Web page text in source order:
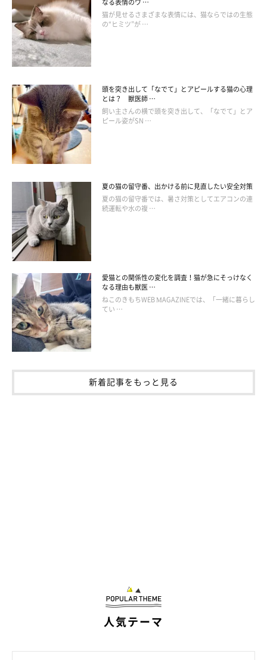
ワクチン接種が有効です。すでに「キャリア」となっている猫で
も、ワクチンを接種することで、再発しても症状の軽減に役立ち
ます。また、体に免疫反応を起こさせて抗体をつくることで、次
に同じウイルスが体に入り込んででも、撃退する力をつけること
接種するワクチンの種類や時期は、獣医師と相談して決めましょ
う。
ストレスのない環境づくりをする
感染させないよう、予防に努めましょう。
猫が見せるさまざまな表情には、猫ならではの生態
の“ヒミツ”が …
頭を突き出して「なでて」とアピールする猫の心理
とは？ 獣医師 …
飼い主さんの横で頭を突き出して、「なでて」とア
ピール姿がSN …
夏の猫の留守番、出かける前に見直したい安全対策
夏の猫の留守番では、暑さ対策としてエアコンの連
続運転や水の複 …
愛猫との関係性の変化を調査！猫が急にそっけなく
なる理由も獣医 …
ねこのきもちWEB MAGAZINEでは、「一緒に暮らし
てい …
新着記事をもっと見る
人気テーマ